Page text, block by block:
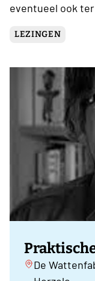
eventueel ook
LEZINGEN
De